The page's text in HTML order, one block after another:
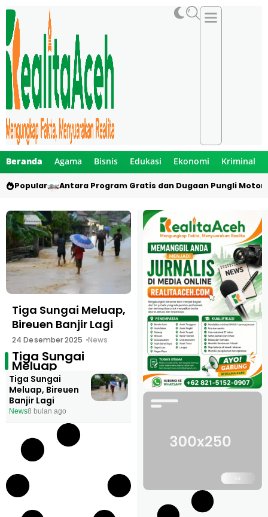
Beranda Agama Bisnis Edukasi Ekonomi Kriminal
Popular Antara Program Gratis dan Dugaan Pungli Motor
Tiga Sungai Meluap,
Bireuen Banjir Lagi
24 Desember 2025 News
Tiga Sungai
Meluap
Tiga Sungai
Meluap, Bireuen
Banjir Lagi
News8 bulan ago